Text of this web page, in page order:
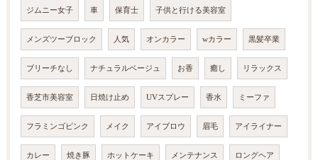
ジムニー女子 車 保育士 子供と行ける美容室
メンズツーブロック 人気 オンカラー wカラー 黒髪卒業
ブリーチなし ナチュラルベージュ お香 癒し リラックス
香芝市美容室 日焼け止め UVスプレー 香水 ミーファ
フラミンゴピンク メイク アイブロウ 眉毛 アイライナー
カレー 焼き豚 ホットケーキ メンテナンス ロングヘア